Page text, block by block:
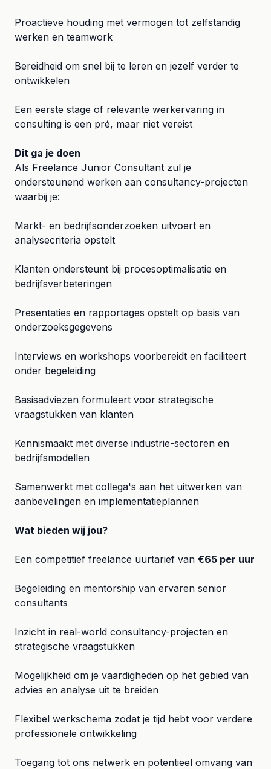
Proactieve houding met vermogen tot zelfstandig
werken en teamwork
Bereidheid om snel bij te leren en jezelf verder te
ontwikkelen
Een eerste stage of relevante werkervaring in
consulting is een pré, maar niet vereist
Dit ga je doen
Als Freelance Junior Consultant zul je
ondersteunend werken aan consultancy-projecten
waarbij je:
Markt- en bedrijfsonderzoeken uitvoert en
analysecriteria opstelt
Klanten ondersteunt bij procesoptimalisatie en
bedrijfsverbeteringen
Presentaties en rapportages opstelt op basis van
onderzoeksgegevens
Interviews en workshops voorbereidt en faciliteert
onder begeleiding
Basisadviezen formuleert voor strategische
vraagstukken van klanten
Kennismaakt met diverse industrie-sectoren en
bedrijfsmodellen
Samenwerkt met collega's aan het uitwerken van
aanbevelingen en implementatieplannen
Wat bieden wij jou?
Een competitief freelance uurtarief van €65 per uur
Begeleiding en mentorship van ervaren senior
consultants
Inzicht in real-world consultancy-projecten en
strategische vraagstukken
Mogelijkheid om je vaardigheden op het gebied van
advies en analyse uit te breiden
Flexibel werkschema zodat je tijd hebt voor verdere
professionele ontwikkeling
Toegang tot ons netwerk en potentieel omvang van